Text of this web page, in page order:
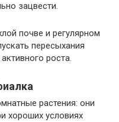
зацвести.
почве и регулярном
пересыхания
роста.
растения: они
хороших условиях